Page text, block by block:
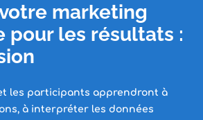
marketing
pour les résultats :
les participants apprendront à
à interpréter les données